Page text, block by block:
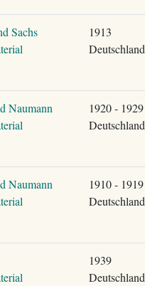
Sachs
1913
Deutschland
Naumann
1920 - 1929
Deutschland
Naumann
1910 - 1919
Deutschland
1939
Deutschland